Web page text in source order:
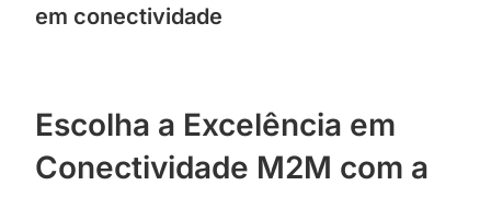
em conectividade
Escolha a Excelência em
Conectividade M2M com a